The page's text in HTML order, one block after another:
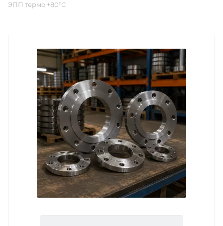
ЭПП термо +80°С